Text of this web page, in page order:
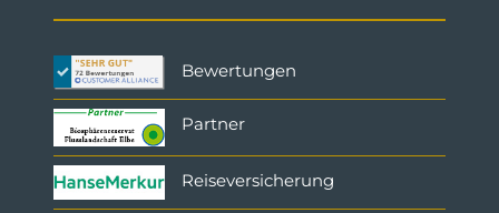
Bewertungen
Partner
Reiseversicherung